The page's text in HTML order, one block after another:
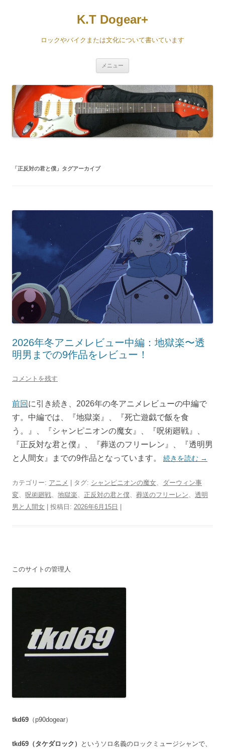
K.T Dogear+
ロックやバイクまたは文化について書いています
メニュー
「正反対の君と僕 」タグアーカイブ
2026年冬アニメレビュー中編：地獄楽〜透
明男までの9作品をレビュー！
コメントを残す
前回 に引き続き、2026年の冬アニメレビューの中編で
す。中編では、『地獄楽』、『死亡遊戯で飯を食
う。』、『シャンピニオンの魔女』、『呪術廻戦』、
『正反対な君と僕』、『葬送のフリーレン』、『透明男
と人間女』までの9作品となっています。
続きを読む →
カテゴリー: アニメ | タグ: シャンピニオンの魔女
ダーウィン事
変
呪術廻戦 地獄楽 正反対の君と僕 葬送のフリーレン
透明
男と人間女 | 投稿日: 2026年6月15日
このサイトの管理人
tkd69 （p90dogear）
tkd69（タケダロック）
というソロ名義のロックミュージシャンで、